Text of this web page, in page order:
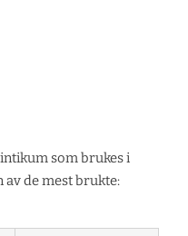
som brukes i
de mest brukte: